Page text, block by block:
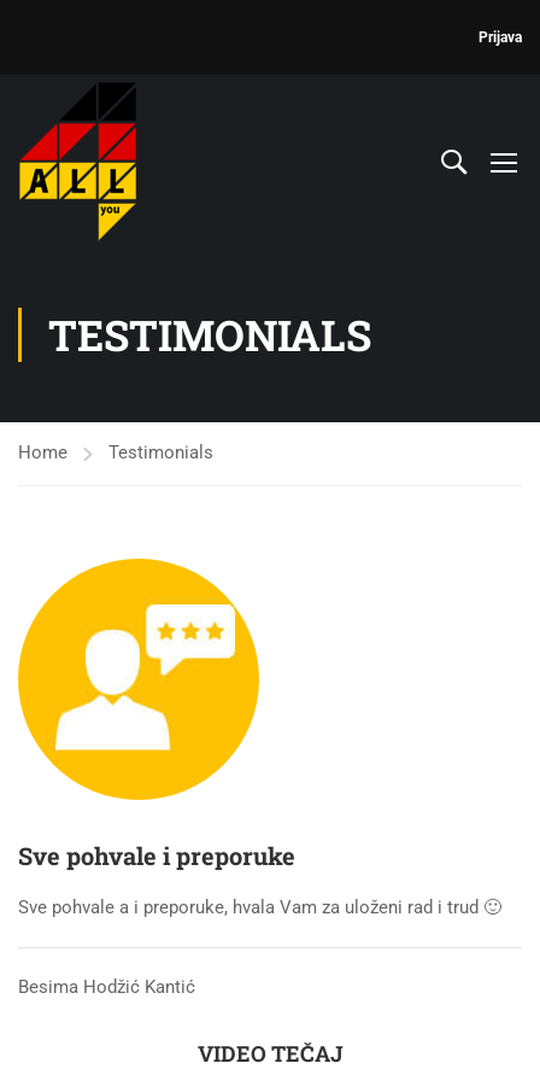
Prijava
TESTIMONIALS
Home Testimonials
Sve pohvale i preporuke
Sve pohvale a i preporuke, hvala Vam za uloženi rad i trud 🙂
Besima Hodžić Kantić
VIDEO TEČAJ